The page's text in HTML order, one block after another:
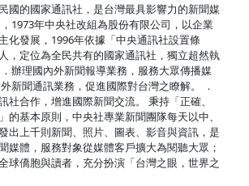
國的國家通訊社，是台灣最具影響力的新聞媒
1973年中央社改組為股份有限公司，以企業
化發展，1996年依據「中央通訊社設置條
，定位為全民共有的國家通訊社，獨立超然執
辦理國內外新聞報導業務，服務大眾傳播媒
新聞通訊業務，促進國際對台灣之瞭解。 ．
社合作，增進國際新聞交流。 秉持「正確、
的基本原則，中央社專業新聞團隊每天以中、
出上千則新聞、照片、圖表、影音與資訊，是
媒體，服務對象從媒體客戶擴大為閱聽大眾；
球僑胞與讀者，充分扮演「台灣之眼，世界之